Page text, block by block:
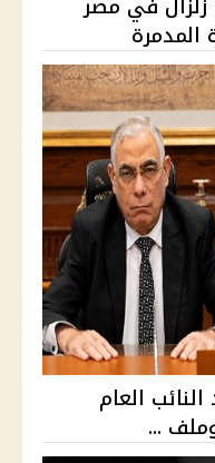
تناشد النائب العام
...